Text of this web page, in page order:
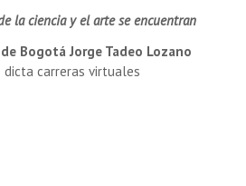
la ciencia y el arte se encuentran
Bogotá Jorge Tadeo Lozano
carreras virtuales